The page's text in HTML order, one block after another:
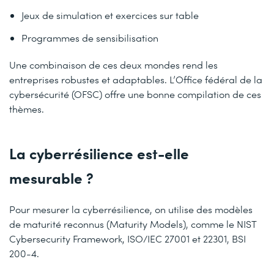
Jeux de simulation et exercices sur table
Programmes de sensibilisation
Une combinaison de ces deux mondes rend les
entreprises robustes et adaptables. L’Office fédéral de la
cybersécurité (OFSC) offre une bonne compilation de ces
thèmes.
La cyberrésilience est-elle
mesurable ?
Pour mesurer la cyberrésilience, on utilise des modèles
de maturité reconnus (Maturity Models), comme le NIST
Cybersecurity Framework, ISO/IEC 27001 et 22301, BSI
200-4.